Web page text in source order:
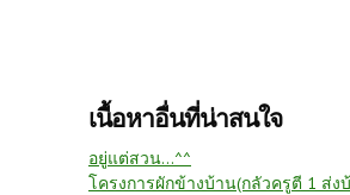
เนื้อหาอื่นที่น่าสนใจ
อยู่แต่สวน...^^
โครงการผักข้างบ้าน(กลัวครูตี 1 ส่ง